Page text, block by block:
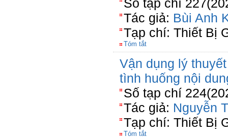
Số tạp chí
Tác giả: Bùi Anh
Tạp chí: Thiết Bị
Tóm tắt
Vận dụng lý
tình huống nội
Số tạp chí
Tác giả: Nguyễn
Tạp chí: Thiết Bị
Tóm tắt